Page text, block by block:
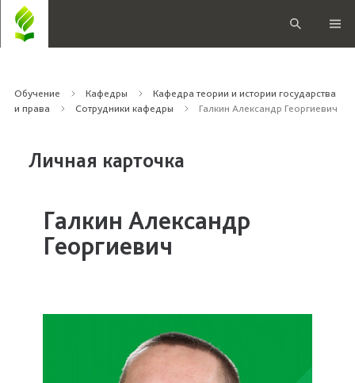
Обучение Кафедры
Кафедра теории и истории государства
и права
Сотрудники кафедры Галкин Александр Георгиевич
Личная карточка
Галкин Александр
Георгиевич